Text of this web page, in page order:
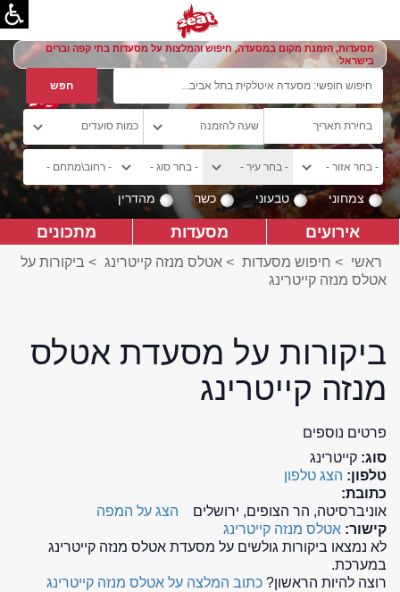
מסעדות, הזמנת מקום במסעדה, חיפוש והמלצות על מסעדות בתי קפה וברים
בישראל
צמחוני טבעוני כשר מהדרין
אירועים מסעדות מתכונים
ראשי > חיפוש מסעדות > אטלס מנזה קייטרינג > ביקורות על
אטלס מנזה קייטרינג
ביקורות על מסעדת אטלס
מנזה קייטרינג
פרטים נוספים
סוג: קייטרינג
טלפון: הצג טלפון
כתובת:
אוניברסיטה, הר הצופים, ירושלים
הצג על המפה
קישור: אטלס מנזה קייטרינג
לא נמצאו ביקורות גולשים על מסעדת אטלס מנזה קייטרינג
במערכת.
רוצה להיות הראשון? כתוב המלצה על אטלס מנזה קייטרינג